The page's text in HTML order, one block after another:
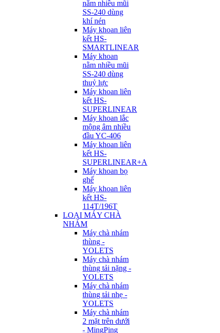
nằm nhiều mũi
SS-240 dùng
khí nén
Máy khoan liên
kết HS-
SMARTLINEAR
Máy khoan
nằm nhiều mũi
SS-240 dùng
thuỷ lực
Máy khoan liên
kết HS-
SUPERLINEAR
Máy khoan lắc
mộng âm nhiều
đầu YC-406
Máy khoan liên
kết HS-
SUPERLINEAR+A
Máy khoan bọ
ghế
Máy khoan liên
kết HS-
114T/196T
LOẠI MÁY CHÀ
NHÁM
Máy chà nhám
thùng -
YOLETS
Máy chà nhám
thùng tải nặng -
YOLETS
Máy chà nhám
thùng tải nhẹ -
YOLETS
Máy chà nhám
2 mặt trên dưới
- MingPing